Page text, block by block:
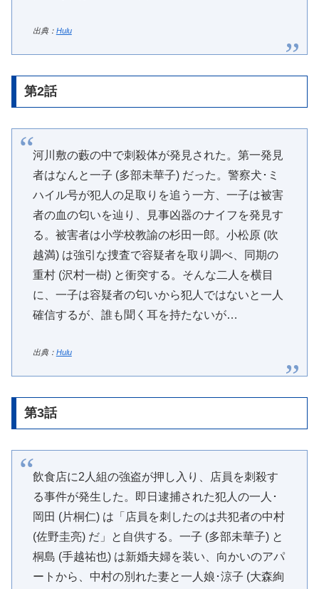
出典： Hulu
第2話
河川敷の藪の中で刺殺体が発見された。第一発見
者はなんと一子 (多部未華子) だった。警察犬･ミ
ハイル号が犯人の足取りを追う一方、一子は被害
者の血の匂いを辿り、見事凶器のナイフを発見す
る。被害者は小学校教諭の杉田一郎。小松原 (吹
越満) は強引な捜査で容疑者を取り調べ、同期の
重村 (沢村一樹) と衝突する。そんな二人を横目
に、一子は容疑者の匂いから犯人ではないと一人
確信するが、誰も聞く耳を持たないが…
出典： Hulu
第3話
飲食店に2人組の強盗が押し入り、店員を刺殺す
る事件が発生した。即日逮捕された犯人の一人･
岡田 (片桐仁) は「店員を刺したのは共犯者の中村
(佐野圭亮) だ」と自供する。一子 (多部未華子) と
桐島 (手越祐也) は新婚夫婦を装い、向かいのアパ
ートから、中村の別れた妻と一人娘･涼子 (大森絢